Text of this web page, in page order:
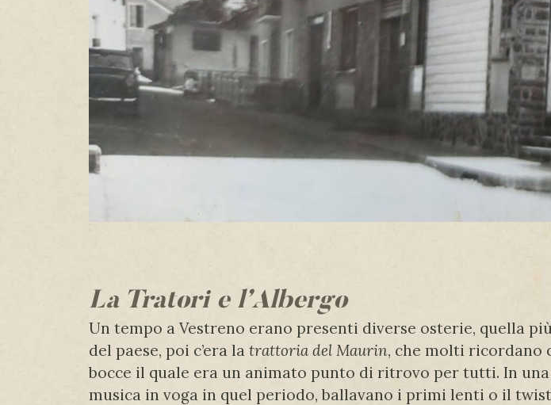
La Tratori e l’Albergo
Un tempo a Vestreno erano presenti diverse osterie, quella
del paese, poi c’era la trattoria del Maurin, che molti ricordano
bocce il quale era un animato punto di ritrovo per tutti. In
musica in voga in quel periodo, ballavano i primi lenti o il